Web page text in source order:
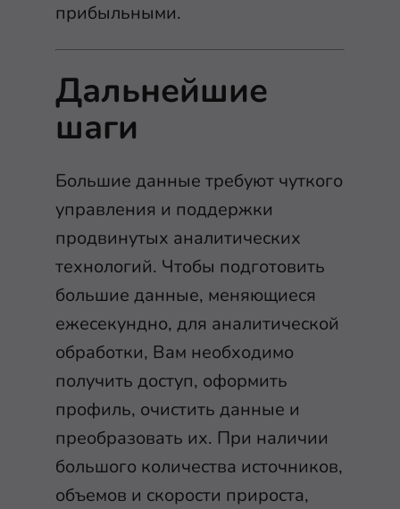
прибыльными.
Дальнейшие
шаги
Большие данные требуют чуткого
управления и поддержки
продвинутых аналитических
технологий. Чтобы подготовить
большие данные, меняющиеся
ежесекундно, для аналитической
обработки, Вам необходимо
получить доступ, оформить
профиль, очистить данные и
преобразовать их. При наличии
большого количества источников,
объемов и скорости прироста,